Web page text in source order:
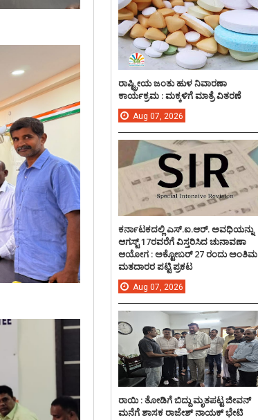
ರಾಷ್ಟ್ರೀಯ ಜಂತು ಹುಳ ನಿವಾರಣಾ
ಕಾರ್ಯಕ್ರಮ : ಮಕ್ಕಳಿಗೆ ಮಾತ್ರೆ ವಿತರಣೆ
Aug 07, 2026
ಕರ್ನಾಟಕದಲ್ಲಿ ಎಸ್.ಐ.ಆರ್. ಅವಧಿಯನ್ನು
ಆಗಸ್ಟ್ 17ರವರೆಗೆ ವಿಸ್ತರಿಸಿದ ಚುನಾವಣಾ
ಆಯೋಗ : ಅಕ್ಟೋಬರ್ 27 ರಂದು ಅಂತಿಮ
ಮತದಾರರ ಪಟ್ಟಿ ಪ್ರಕಟ
Aug 07, 2026
ರಾಯಿ : ತೋಡಿಗೆ ಬಿದ್ದು ಮೃತಪಟ್ಟ ಜೀವನ್
ಮನೆಗೆ ಶಾಸಕ ರಾಜೇಶ್ ನಾಯಕ್ ಭೇಟಿ